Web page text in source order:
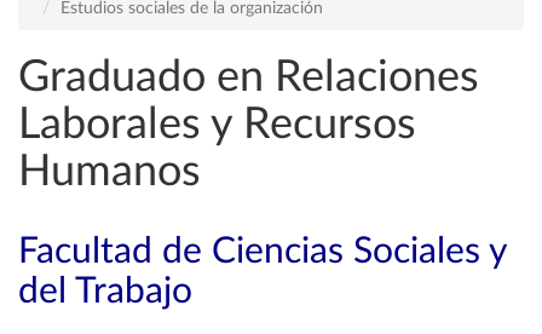
Estudios sociales de la organización
Graduado en Relaciones
Laborales y Recursos
Humanos
Facultad de Ciencias Sociales y
del Trabajo